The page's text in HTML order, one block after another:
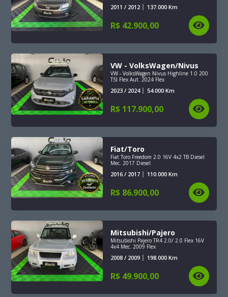
2011 / 2012 137.000 Km
R$ 42.900,00
VW - VolksWagen/Nivus
VW - VolksWagen Nivus Highline 1.0 200
TSI Flex Aut. 2024 Flex
2023 / 2024 54.000 Km
R$ 117.900,00
Fiat/Toro
Fiat Toro Freedom 2.0 16V 4x2 TB Diesel
Mec. 2017 Diesel
2016 / 2017 110.000 Km
R$ 86.900,00
Mitsubishi/Pajero
Mitsubishi Pajero TR4 2.0/ 2.0 Flex 16V
4x4 Mec. 2009 Flex
2008 / 2009 198.000 Km
R$ 49.900,00